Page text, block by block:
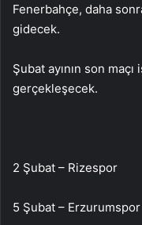
Fenerbahçe, daha
gidecek.
Şubat ayının son
gerçekleşecek.
2 Şubat – Rizespor
5 Şubat – Erzurumspor